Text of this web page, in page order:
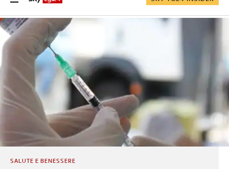
SALUTE E BENESSERE